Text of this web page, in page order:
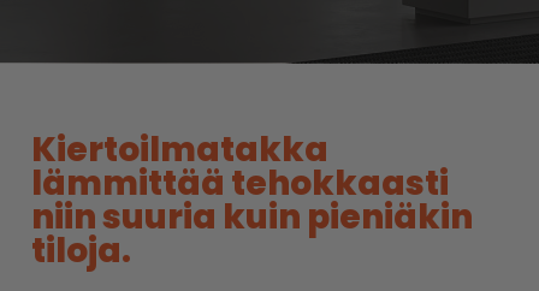
Kiertoilmatakka
lämmittää tehokkaasti
niin suuria kuin pieniäkin
tiloja.